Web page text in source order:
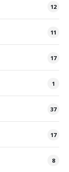
12
11
17
1
37
17
8